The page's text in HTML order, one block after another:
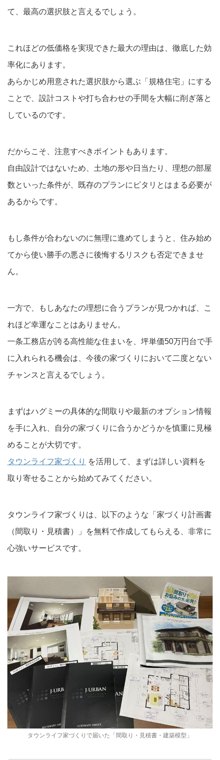
て、最高の選択肢と言えるでしょう。
これほどの低価格を実現できた最大の理由は、徹底した効
率化にあります。
あらかじめ用意された選択肢から選ぶ「規格住宅」にする
ことで、設計コストや打ち合わせの手間を大幅に削ぎ落と
しているのです。
だからこそ、注意すべきポイントもあります。
自由設計ではないため、土地の形や日当たり、理想の部屋
数といった条件が、既存のプランにピタリとはまる必要が
あるからです。
もし条件が合わないのに無理に進めてしまうと、住み始め
てから使い勝手の悪さに後悔するリスクも否定できませ
ん。
一方で、もしあなたの理想に合うプランが見つかれば、こ
れほど幸運なことはありません。
一条工務店が誇る高性能な住まいを、坪単価50万円台で手
に入れられる機会は、今後の家づくりにおいて二度とない
チャンスと言えるでしょう。
まずはハグミーの具体的な間取りや最新のオプション情報
を手に入れ、自分の家づくりに合うかどうかを慎重に見極
めることが大切です。
タウンライフ家づくり を活用して、まずは詳しい資料を
取り寄せることから始めてみてください。
タウンライフ家づくりは、以下のような「家づくり計画書
（間取り・見積書）」を無料で作成してもらえる、非常に
心強いサービスです。
タウンライフ家づくりで届いた「間取り・見積書・建築模型」